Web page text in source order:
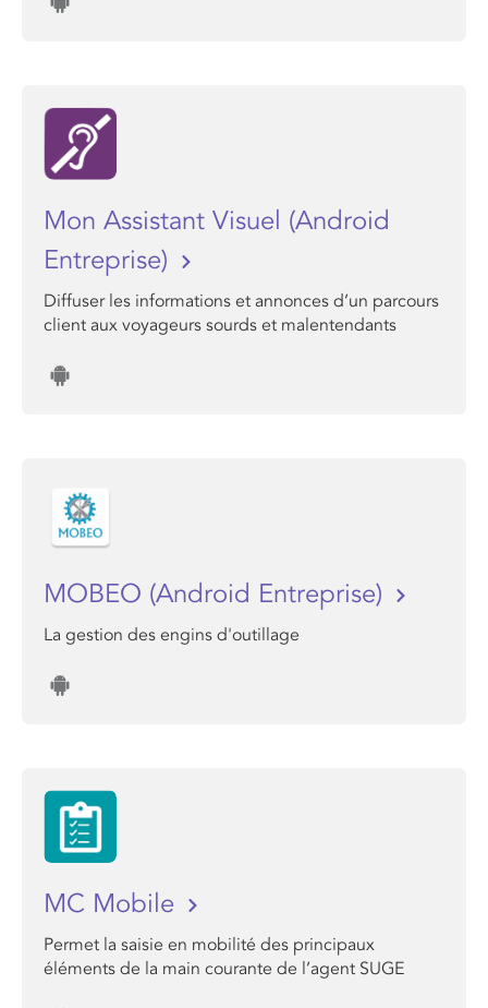
Mon Assistant Visuel (Android
Entreprise)
Diffuser les informations et annonces d’un parcours
client aux voyageurs sourds et malentendants
MOBEO (Android Entreprise)
La gestion des engins d'outillage
MC Mobile
Permet la saisie en mobilité des principaux
éléments de la main courante de l’agent SUGE